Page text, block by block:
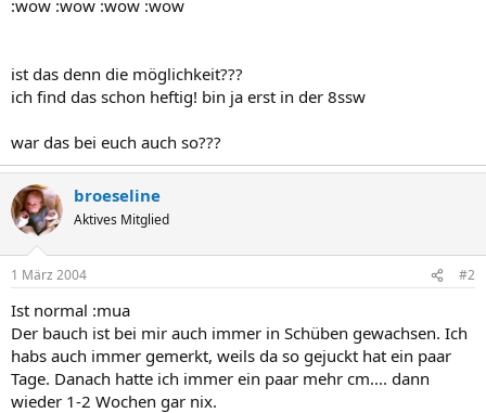
:wow :wow :wow :wow
ist das denn die möglichkeit???
ich find das schon heftig! bin ja erst in der 8ssw
war das bei euch auch so???
broeseline
Aktives Mitglied
1 März 2004 #2
Ist normal :mua
Der bauch ist bei mir auch immer in Schüben gewachsen. Ich
habs auch immer gemerkt, weils da so gejuckt hat ein paar
Tage. Danach hatte ich immer ein paar mehr cm.... dann
wieder 1-2 Wochen gar nix.